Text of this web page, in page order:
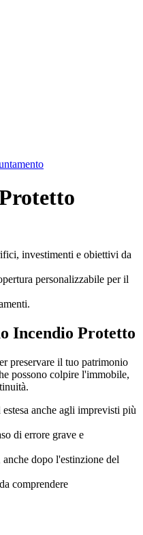
investimenti e obiettivi da
personalizzabile per il
Incendio Protetto
preservare il tuo patrimonio
possono colpire l'immobile,
anche agli imprevisti più
di errore grave e
dopo l'estinzione del
comprendere